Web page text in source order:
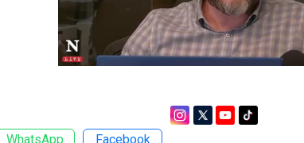
WhatsApp Facebook